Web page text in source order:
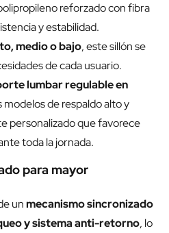
reforzado con fibra
y estabilidad.
medio o bajo, este sillón se
de cada usuario.
lumbar regulable en
modelos de respaldo alto y
personalizado que favorece
toda la jornada.
para mayor
unmecanismo sincronizado
y sistema anti-retorno, lo